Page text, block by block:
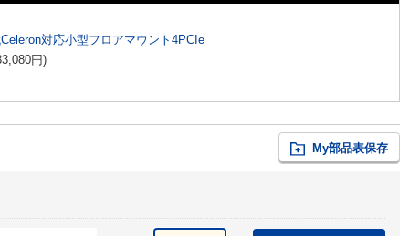
対応小型フロアマウント4PCIe
円)
My部品表保存